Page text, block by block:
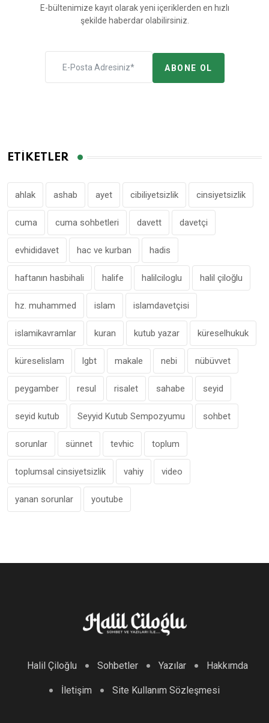
E-bültenimize kayıt olarak yeni içeriklerden en hızlı
şekilde haberdar olabilirsiniz.
ABONE OL
ETIKETLER
ahlak ashab ayet cibiliyetsizlik cinsiyetsizlik
cuma cuma sohbetleri davett davetçi
evhididavet hac ve kurban hadis
haftanın hasbihali halife halilciloglu halil çiloğlu
hz. muhammed islam islamdavetçisi
islamikavramlar kuran kutub yazar küreselhukuk
küreselislam lgbt makale nebi nübüvvet
peygamber resul risalet sahabe seyid
seyid kutub Seyyid Kutub Sempozyumu sohbet
sorunlar sünnet tevhic toplum
toplumsal cinsiyetsizlik vahiy video
yanan sorunlar youtube
Halil Çiloğlu Sohbetler Yazılar Hakkımda
İletişim Site Kullanım Sözleşmesi